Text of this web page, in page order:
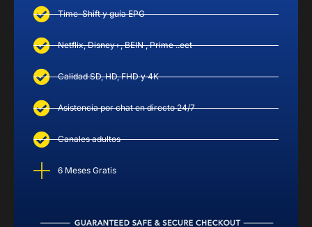
Time-Shift y guía EPG
Netflix, Disney+, BEIN , Prime ..ect
Calidad SD, HD, FHD y 4K
Asistencia por chat en directo 24/7
Canales adultos
6 Meses Gratis